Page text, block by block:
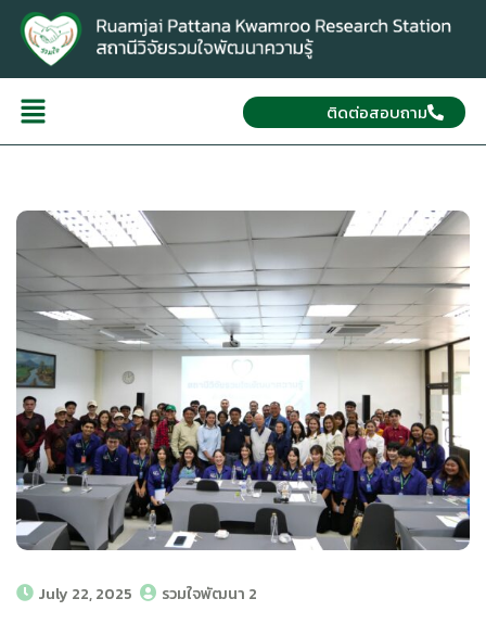
ติดต่อสอบถาม
July 22, 2025 รวมใจพัฒนา 2